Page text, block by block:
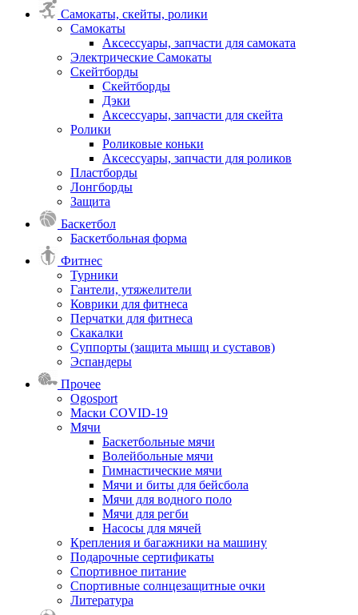
Самокаты, скейты, ролики
Самокаты
Аксессуары, запчасти для самоката
Электрические Самокаты
Скейтборды
Скейтборды
Дэки
Аксессуары, запчасти для скейта
Ролики
Роликовые коньки
Аксессуары, запчасти для роликов
Пластборды
Лонгборды
Защита
Баскетбол
Баскетбольная форма
Фитнес
Турники
Гантели, утяжелители
Коврики для фитнеса
Перчатки для фитнеса
Скакалки
Суппорты (защита мышц и суставов)
Эспандеры
Прочее
Ogosport
Маски COVID-19
Мячи
Баскетбольные мячи
Волейбольные мячи
Гимнастические мячи
Мячи и биты для бейсбола
Мячи для водного поло
Мячи для регби
Насосы для мячей
Крепления и багажники на машину
Подарочные сертификаты
Спортивное питание
Спортивные солнцезащитные очки
Литература